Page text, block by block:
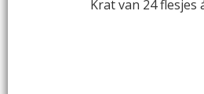
Krat van 24 flesjes